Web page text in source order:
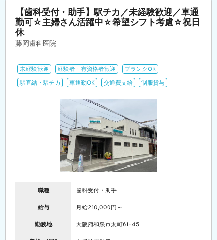
【歯科受付・助手】駅チカ／未経験歓迎／車通
勤可☆主婦さん活躍中☆希望シフト考慮☆祝日
休
藤岡歯科医院
未経験歓迎 経験者・有資格者歓迎
ブランクOK
駅直結・駅チカ
車通勤OK 交通費支給 制服貸与
職種 歯科受付・助手
給与 月給210,000円～
勤務地 大阪府和泉市太町61-45